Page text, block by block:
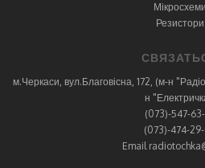
Мікросхеми
Резистори
м.Черкаси, вул.Благовісна, 172, (м-н
н
(073)-547-
(073)-474-
Email